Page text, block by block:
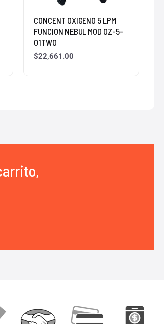
CONCENT OXIGENO 5 LPM
FUNCION NEBUL MOD OZ-5-
01TWO
$22,661.00